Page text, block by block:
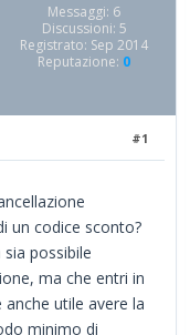
Messaggi: 6
Discussioni: 5
Registrato: Sep 2014
Reputazione: 0
#1
un codice sconto?
possibile
ma che entri in
utile avere la
minimo di